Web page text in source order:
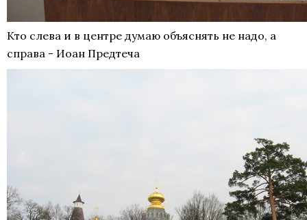
Кто слева и в центре думаю объяснять не надо, а
справа - Иоан Предтеча